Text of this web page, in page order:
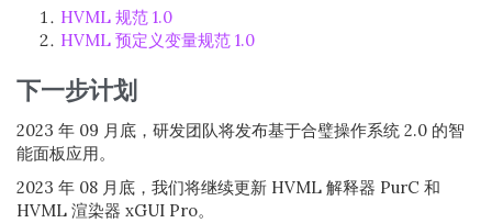
HVML 规范 1.0
HVML 预定义变量规范 1.0
下一步计划
2023 年 09 月底，研发团队将发布基于合璧操作系统 2.0 的智
能面板应用。
2023 年 08 月底，我们将继续更新 HVML 解释器 PurC 和
HVML 渲染器 xGUI Pro。